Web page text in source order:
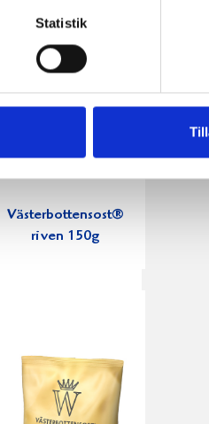
Statistik
Västerbottensost®
riven 150g